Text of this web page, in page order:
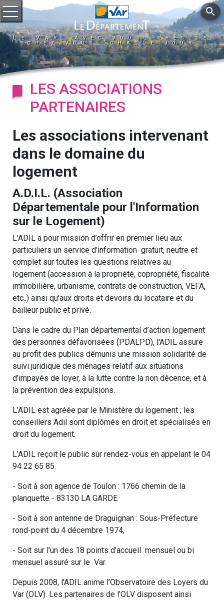
Ouvrir le menu
Le Var, avec vous, près de
chez vous, chaque jour
search
LES ASSOCIATIONS
PARTENAIRES
Les associations intervenant
dans le domaine du
logement
A.D.I.L. (Association
Départementale pour l'Information
sur le Logement)
L'ADIL a pour mission d’offrir en premier lieu aux
particuliers un service d’information gratuit, neutre et
complet sur toutes les questions relatives au
logement (accession à la propriété, copropriété, fiscalité
immobilière, urbanisme, contrats de construction, VEFA,
etc..) ainsi qu'aux droits et devoirs du locataire et du
bailleur public et privé.
Dans le cadre du Plan départemental d’action logement
des personnes défavorisées (PDALPD), l'ADIL assure
au profit des publics démunis une mission solidarité de
suivi juridique des ménages relatif aux situations
d’impayés de loyer, à la lutte contre la non décence, et à
la prévention des expulsions.
L’ADIL est agréée par le Ministère du logement ; les
conseillers Adil sont diplômés en droit et spécialisés en
droit du logement.
L’ADIL reçoit le public sur rendez-vous en appelant le 04
94 22 65 85.
- Soit à son agence de Toulon : 1766 chemin de la
planquette - 83130 LA GARDE
- Soit à son antenne de Draguignan : Sous-Préfecture
rond-point du 4 décembre 1974,
- Soit sur l’un des 18 points d’accueil mensuel ou bi
mensuel assuré sur le Var.
Depuis 2008, l'ADIL anime l’Observatoire des Loyers du
Var (OLV). Les partenaires de l’OLV disposent ainsi